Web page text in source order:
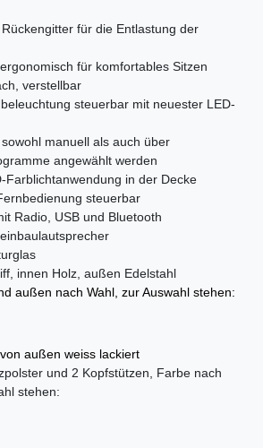
für die Entlastung der
für komfortables Sitzen
verstellbar
steuerbar mit neuester LED-
manuell als auch über
angewählt werden
Farblichtanwendung in der Decke
steuerbar
Radio, USB und Bluetooth
innen Holz, außen Edelstahl
außen nach Wahl, zur Auswahl stehen:
außen weiss lackiert
und 2 Kopfstützen, Farbe nach
stehen: